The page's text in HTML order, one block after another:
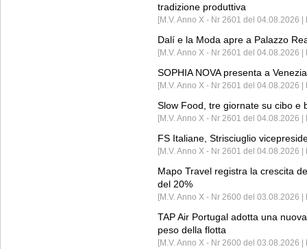
tradizione produttiva
[M.V. Anno X - Nr 2601 del 04.08.2026 |
Dalí e la Moda apre a Palazzo
[M.V. Anno X - Nr 2601 del 04.08.2026 |
SOPHIA NOVA presenta a
[M.V. Anno X - Nr 2601 del 04.08.2026
Slow Food, tre giornate su cibo e
[M.V. Anno X - Nr 2601 del 04.08.2026 |
FS Italiane, Strisciuglio
[M.V. Anno X - Nr 2601 del 04.08.2026 |
Mapo Travel registra la crescita
del 20%
[M.V. Anno X - Nr 2600 del 03.08.2026 |
TAP Air Portugal adotta una
peso della flotta
[M.V. Anno X - Nr 2600 del 03.08.2026